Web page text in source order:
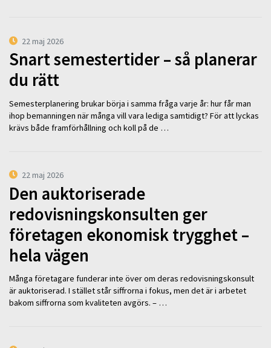
22 maj 2026
Snart semestertider – så planerar
du rätt
Semesterplanering brukar börja i samma fråga varje år: hur får man
ihop bemanningen när många vill vara lediga samtidigt? För att lyckas
krävs både framförhållning och koll på de …
22 maj 2026
Den auktoriserade
redovisningskonsulten ger
företagen ekonomisk trygghet –
hela vägen
Många företagare funderar inte över om deras redovisningskonsult
är auktoriserad. I stället står siffrorna i fokus, men det är i arbetet
bakom siffrorna som kvaliteten avgörs. – …